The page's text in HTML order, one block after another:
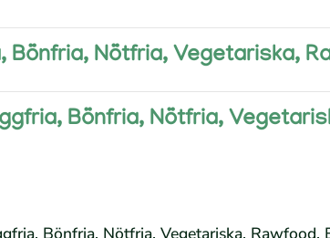
Bönfria, Nötfria, Vegetariska,
Bönfria, Nötfria,
Bönfria, Nötfria, Vegetariska, Rawfood,